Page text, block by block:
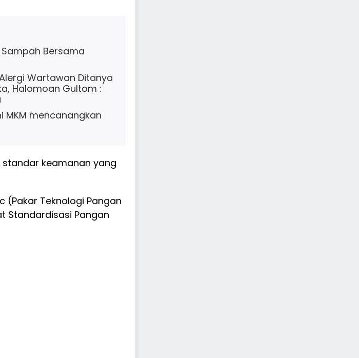
Bersama
Wartawan Ditanya
Halomoan Gultom :
MKM mencanangkan
standar keamanan yang
(Pakar Teknologi Pangan
Standardisasi Pangan